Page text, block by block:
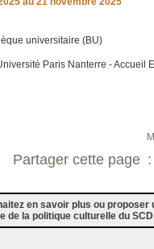
universitaire (BU)
Paris Nanterre - Accueil
Partager cette page
en savoir plus ou
de la politique culturelle du SCD